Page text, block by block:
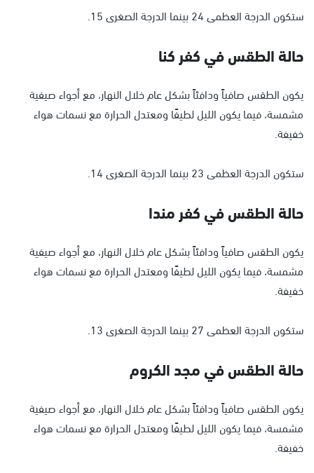
ستكون الدرجة العظمى 24 بينما الدرجة الصغرى 15.
حالة الطقس في كفر كنا
يكون الطقس صافياً ودافئاً بشكل عام خلال النهار، مع أجواء صيفية
مشمسة، فيما يكون الليل لطيفًا ومعتدل الحرارة مع نسمات هواء
خفيفة.
ستكون الدرجة العظمى 23 بينما الدرجة الصغرى 14.
حالة الطقس في كفر مندا
يكون الطقس صافياً ودافئاً بشكل عام خلال النهار، مع أجواء صيفية
مشمسة، فيما يكون الليل لطيفًا ومعتدل الحرارة مع نسمات هواء
خفيفة.
ستكون الدرجة العظمى 27 بينما الدرجة الصغرى 13.
حالة الطقس في مجد الكروم
يكون الطقس صافياً ودافئاً بشكل عام خلال النهار، مع أجواء صيفية
مشمسة، فيما يكون الليل لطيفًا ومعتدل الحرارة مع نسمات هواء
خفيفة.